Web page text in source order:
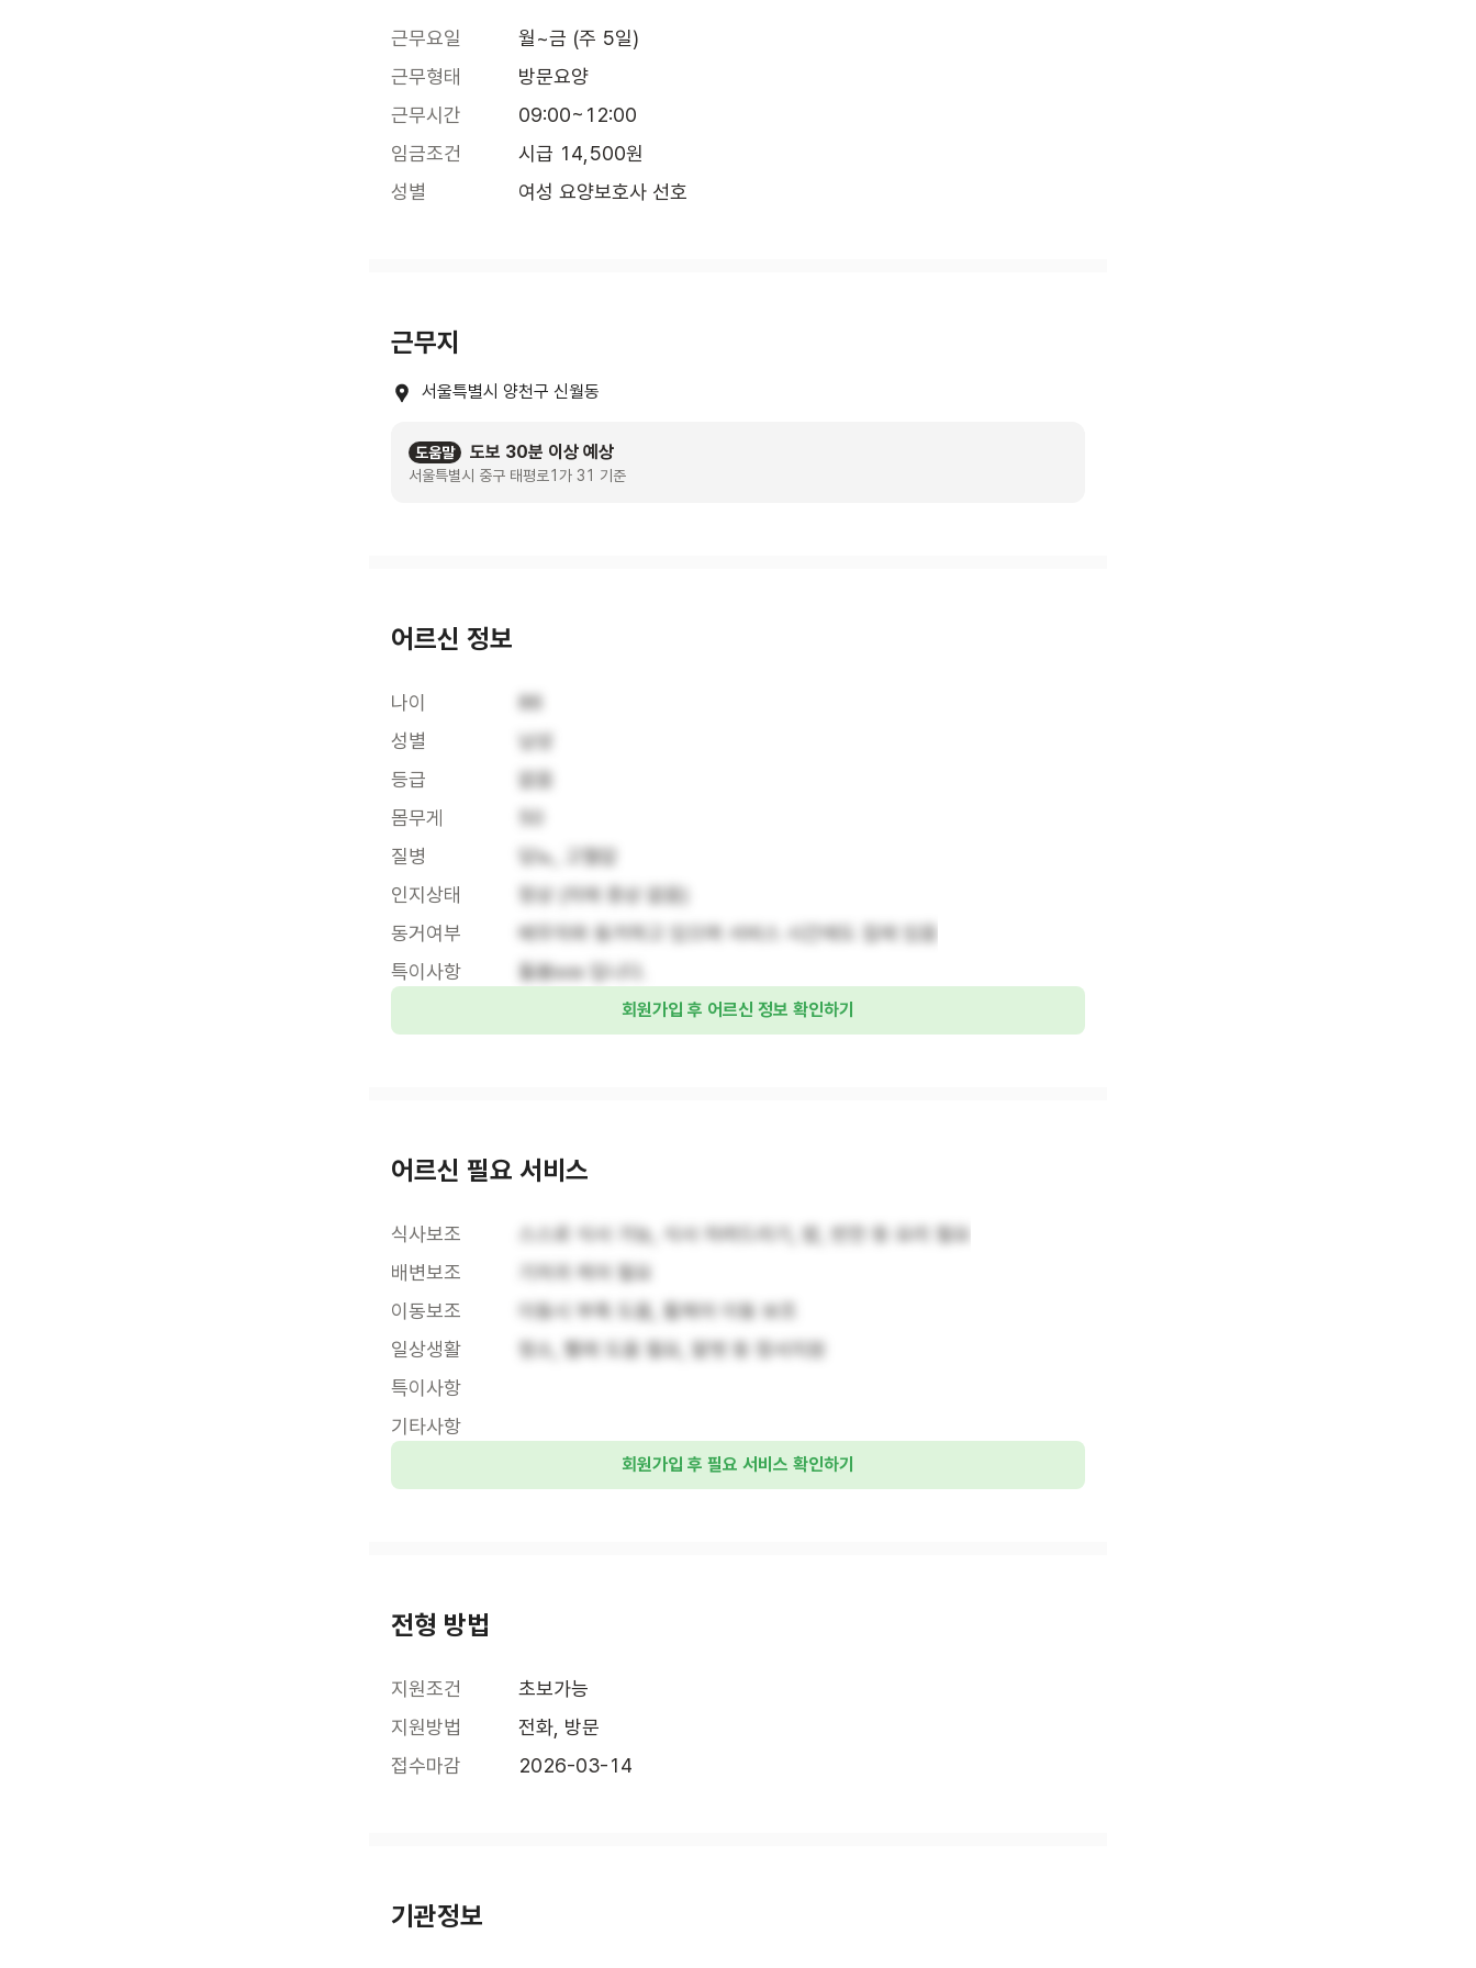
근무요일
월~금 (주 5일)
근무형태
방문요양
근무시간
09:00~12:00
임금조건
시급 14,500원
성별
여성 요양보호사 선호
근무지
서울특별시 양천구 신월동
도움말 도보 30분 이상 예상
서울특별시 중구 태평로1가 31 기준
어르신 정보
나이
86
성별
남성
등급
없음
몸무게
50
질병
당뇨, 고혈압
인지상태
정상 (치매 증상 없음)
동거여부
배우자와 동거하고 있으며 서비스 시간에도 집에 있음
특이사항
돌봄sos 입니다.
회원가입 후 어르신 정보 확인하기
어르신 필요 서비스
식사보조
스스로 식사 가능, 식사 차려드리기, 밥, 반찬 등 요리 필요
배변보조
기저귀 케어 필요
이동보조
이동시 부축 도움, 휠체어 이동 보조
일상생활
청소, 빨래 도움 필요, 말벗 등 정서지원
특이사항
기타사항
회원가입 후 필요 서비스 확인하기
전형 방법
지원조건
초보가능
지원방법
전화, 방문
접수마감
2026-03-14
기관정보